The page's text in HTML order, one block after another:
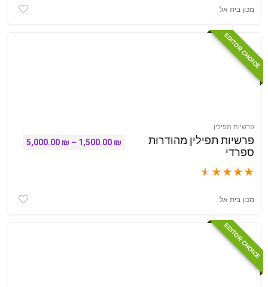
מכון בית אל
EDITOR CHOICE
פרשיות תפילין
פרשיות תפילין מהודרות
ספרדי
★
★
★
★
★
1,500.00 ₪
–
5,000.00 ₪ טווח מחירים:
מכון בית אל
EDITOR CHOICE